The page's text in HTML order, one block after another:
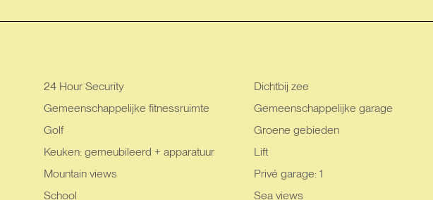
24 Hour Security Dichtbij zee
Gemeenschappelijke fitnessruimte
Gemeenschappelijke garage
Golf
Groene gebieden
Keuken: gemeubileerd + apparatuur
Lift
Mountain views
Privé garage: 1
School
Sea views